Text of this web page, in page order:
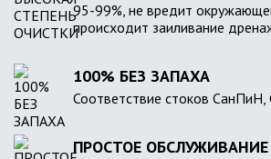
95-99%, не вредит
происходит заиливание
100% БЕЗ ЗАПАХА
Соответствие стоков
ПРОСТОЕ ОБСЛУЖИВАНИЕ